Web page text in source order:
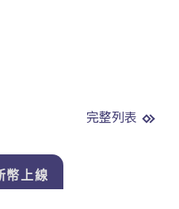
完整列表
幣上線